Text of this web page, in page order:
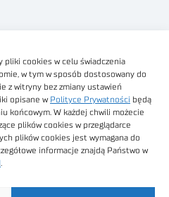
pliki cookies w celu świadczenia
w tym w sposób dostosowany do
z witryny bez zmiany ustawień
opisane w Polityce Prywatności będą
końcowym. W każdej chwili możecie
plików cookies w przeglądarce
plików cookies jest wymagana do
informacje znajdą Państwo w